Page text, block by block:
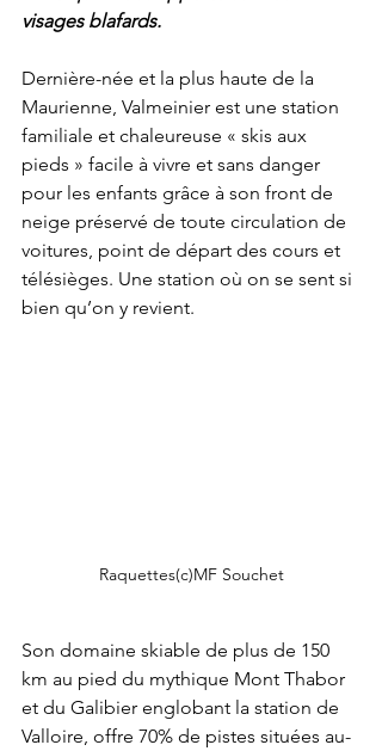
visages blafards.
Dernière-née et la plus haute de la
Maurienne, Valmeinier est une station
familiale et chaleureuse « skis aux
pieds » facile à vivre et sans danger
pour les enfants grâce à son front de
neige préservé de toute circulation de
voitures, point de départ des cours et
télésièges. Une station où on se sent si
bien qu’on y revient.
Raquettes(c)MF Souchet
Son domaine skiable de plus de 150
km au pied du mythique Mont Thabor
et du Galibier englobant la station de
Valloire, offre 70% de pistes situées au-